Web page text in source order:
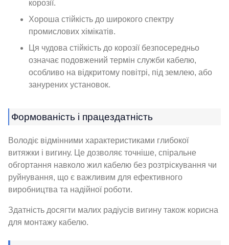
корозії.
Хороша стійкість до широкого спектру
промислових хімікатів.
Ця чудова стійкість до корозії безпосередньо
означає подовжений термін служби кабелю,
особливо на відкритому повітрі, під землею, або
занурених установок.
Формованість і працездатність
Володіє відмінними характеристиками глибокої
витяжки і вигину. Це дозволяє точніше, спіральне
обгортання навколо жил кабелю без розтріскування чи
руйнування, що є важливим для ефективного
виробництва та надійної роботи.
Здатність досягти малих радіусів вигину також корисна
для монтажу кабелю.